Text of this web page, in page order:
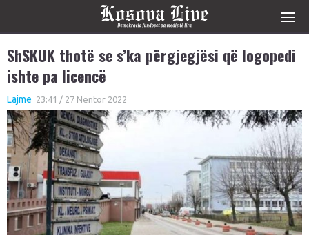
ShSKUK thotë se s’ka përgjegjësi që logopedi
ishte pa licencë
Lajme 23:41 / 27 Nëntor 2022